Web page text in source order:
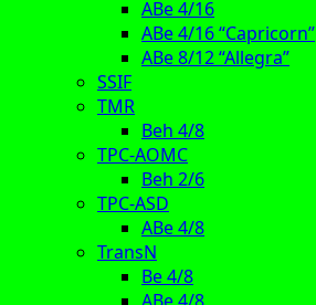
ABe 4/16
ABe 4/16 “Capricorn”
ABe 8/12 “Allegra”
SSIF
TMR
Beh 4/8
TPC-AOMC
Beh 2/6
TPC-ASD
ABe 4/8
TransN
Be 4/8